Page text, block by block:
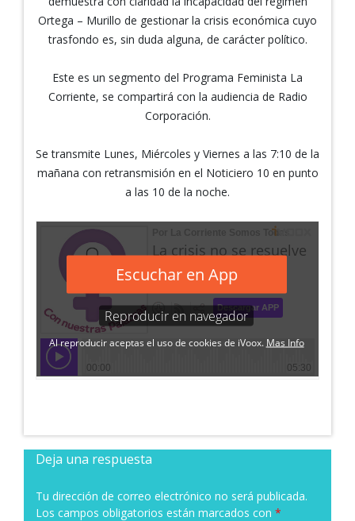
Ortega – Murillo de gestionar la crisis económica cuyo
trasfondo es, sin duda alguna, de carácter político.
Este es un segmento del Programa Feminista La
Corriente, se compartirá con la audiencia de Radio
Corporación.
Se transmite Lunes, Miércoles y Viernes a las 7:10 de la
mañana con retransmisión en el Noticiero 10 en punto
a las 10 de la noche.
Deja una respuesta
Tu dirección de correo electrónico no será publicada.
Los campos obligatorios están marcados con *